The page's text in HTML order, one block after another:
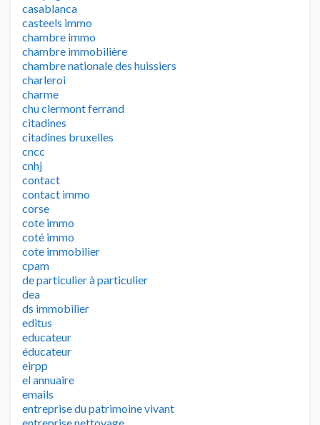
casablanca
casteels immo
chambre immo
chambre immobilière
chambre nationale des huissiers
charleroi
charme
chu clermont ferrand
citadines
citadines bruxelles
cncc
cnhj
contact
contact immo
corse
cote immo
coté immo
cote immobilier
cpam
de particulier à particulier
dea
ds immobilier
editus
educateur
éducateur
eirpp
el annuaire
emails
entreprise du patrimoine vivant